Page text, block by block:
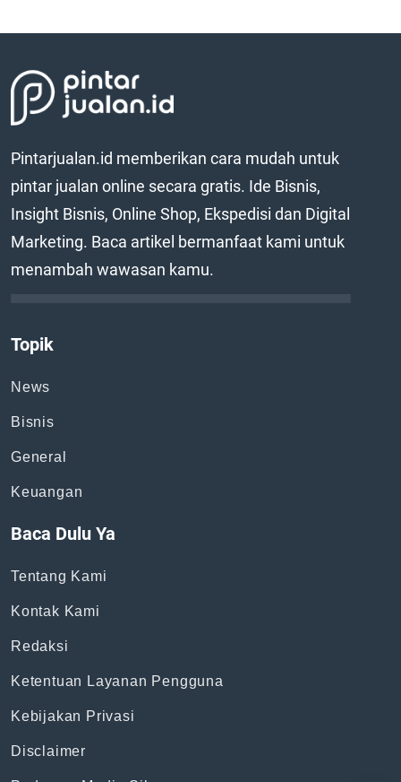
Pintarjualan.id memberikan cara mudah untuk
pintar jualan online secara gratis. Ide Bisnis,
Insight Bisnis, Online Shop, Ekspedisi dan Digital
Marketing. Baca artikel bermanfaat kami untuk
menambah wawasan kamu.
Topik
News
Bisnis
General
Keuangan
Baca Dulu Ya
Tentang Kami
Kontak Kami
Redaksi
Ketentuan Layanan Pengguna
Kebijakan Privasi
Disclaimer